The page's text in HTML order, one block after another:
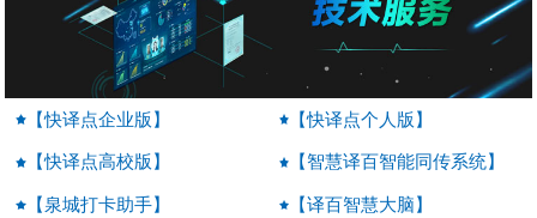
【快译点企业版】
【快译点个人版】
【快译点高校版】
【智慧译百智能同传系统】
【泉城打卡助手】
【译百智慧大脑】